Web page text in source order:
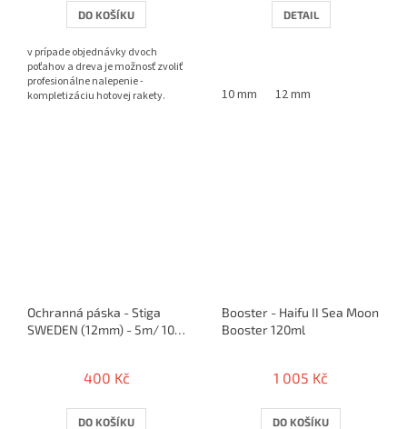
DO KOŠÍKU
v prípade objednávky dvoch
poťahov a dreva je možnosť zvoliť
profesionálne nalepenie -
kompletizáciu hotovej rakety.
DETAIL
10 mm 12 mm
Ochranná páska - Stiga
SWEDEN (12mm) - 5m/ 10
400 Kč
DO KOŠÍKU
Booster - Haifu II Sea Moon
Booster 120ml
1 005 Kč
DO KOŠÍKU